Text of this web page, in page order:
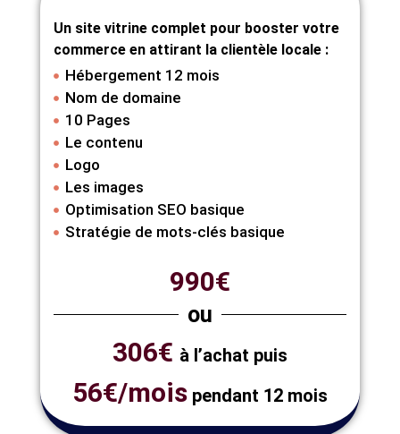
Un site vitrine complet pour booster votre
commerce en attirant la clientèle locale :
Hébergement 12 mois
Nom de domaine
10 Pages
Le contenu
Logo
Les images
Optimisation SEO basique
Stratégie de mots-clés basique
990€
ou
306€ à l’achat puis
56€/mois pendant 12 mois